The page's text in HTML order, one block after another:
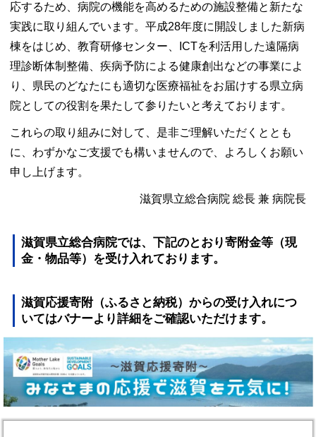
応するため、病院の機能を高めるための施設整備と新たな
実践に取り組んでいます。平成28年度に開設しました新病
棟をはじめ、教育研修センター、ICTを利活用した遠隔病
理診断体制整備、疾病予防による健康創出などの事業によ
り、県民のどなたにも適切な医療福祉をお届けする県立病
院としての役割を果たして参りたいと考えております。
これらの取り組みに対して、是非ご理解いただくととも
に、わずかなご支援でも構いませんので、よろしくお願い
申し上げます。
滋賀県立総合病院 総長 兼 病院長
滋賀県立総合病院では、下記のとおり寄附金等（現
金・物品等）を受け入れております。
滋賀応援寄附（ふるさと納税）からの受け入れにつ
いてはバナーより詳細をご確認いただけます。